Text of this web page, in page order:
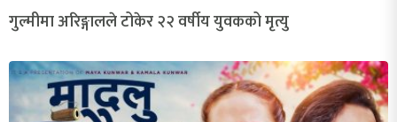
गुल्मीमा अरिङ्गालले टोकेर २२ वर्षीय युवकको मृत्यु